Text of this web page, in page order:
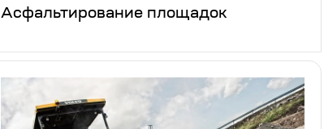
Асфальтирование площадок